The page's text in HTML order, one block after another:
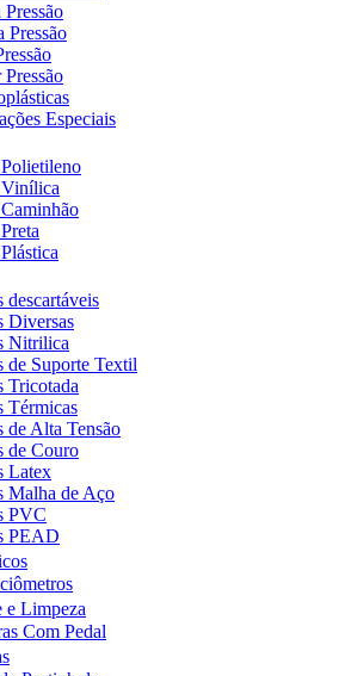
Pressão
Pressão
Especiais
descartáveis
Diversas
Nitrilica
de Suporte Textil
Tricotada
Térmicas
de Alta Tensão
de Couro
Latex
Malha de Aço
PVC
PEAD
e Limpeza
Com Pedal